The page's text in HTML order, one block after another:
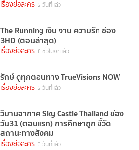
เรื่องย่อละคร 2 วันที่แล้ว
The Running เงิน งาน ความรัก ช่อง
3HD (ตอนล่าสุด)
เรื่องย่อละคร 8 ชั่วโมงที่แล้ว
รักษ์ ดูทุกตอนทาง TrueVisions NOW
เรื่องย่อละคร 2 วันที่แล้ว
วิมานอากาศ Sky Castle Thailand ช่อง
วัน31 (ตอนแรก) การศึกษาถูก ชี้วัด
สถานะทางสังคม
เรื่องย่อละคร 3 วันที่แล้ว